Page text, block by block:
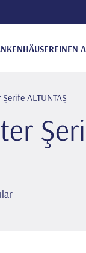
EINEN
ALTUNTAŞ